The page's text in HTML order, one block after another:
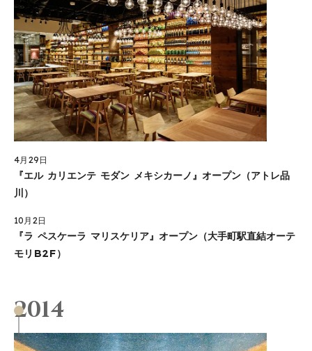
4月29日
『エル カリエンテ モダン メキシカーノ』オープン（アトレ品
川）
10月2日
『ラ ペスケーラ マリスケリア』オープン（大手町駅直結オーテ
モリB2F）
2014